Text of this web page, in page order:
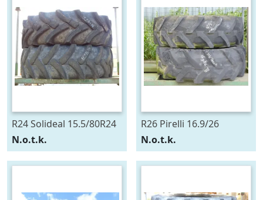
R24 Solideal 15.5/80R24
N.o.t.k.
R26 Pirelli 16.9/26
N.o.t.k.